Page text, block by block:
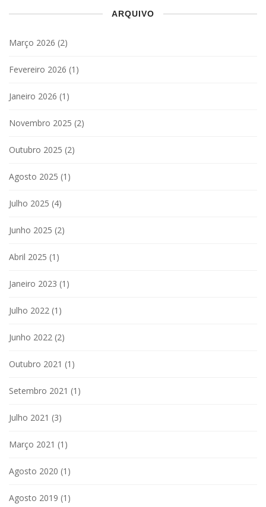
ARQUIVO
Março 2026 (2)
Fevereiro 2026 (1)
Janeiro 2026 (1)
Novembro 2025 (2)
Outubro 2025 (2)
Agosto 2025 (1)
Julho 2025 (4)
Junho 2025 (2)
Abril 2025 (1)
Janeiro 2023 (1)
Julho 2022 (1)
Junho 2022 (2)
Outubro 2021 (1)
Setembro 2021 (1)
Julho 2021 (3)
Março 2021 (1)
Agosto 2020 (1)
Agosto 2019 (1)